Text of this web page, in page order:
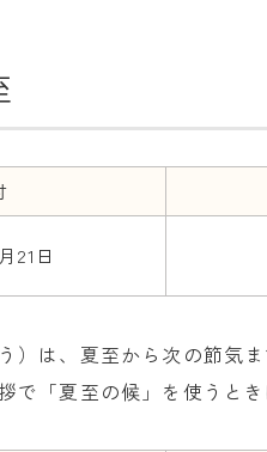
21日
）は、夏至から次の節気
で「夏至の候」を使うと